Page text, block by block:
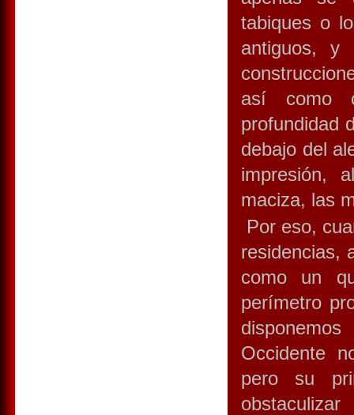
tabiques o
antiguos, y
así como
profundidad
debajo del
impresión,
maciza, las
Por eso,
residencias,
como un
perímetro
Occidente
pero su